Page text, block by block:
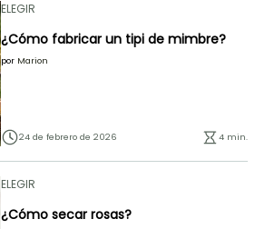
ELEGIR
¿Cómo fabricar un tipi de mimbre?
por Marion
24 de febrero de 2026 4 min.
ELEGIR
¿Cómo secar rosas?